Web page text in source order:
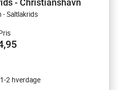
- Saltlakrids
2 hverdage